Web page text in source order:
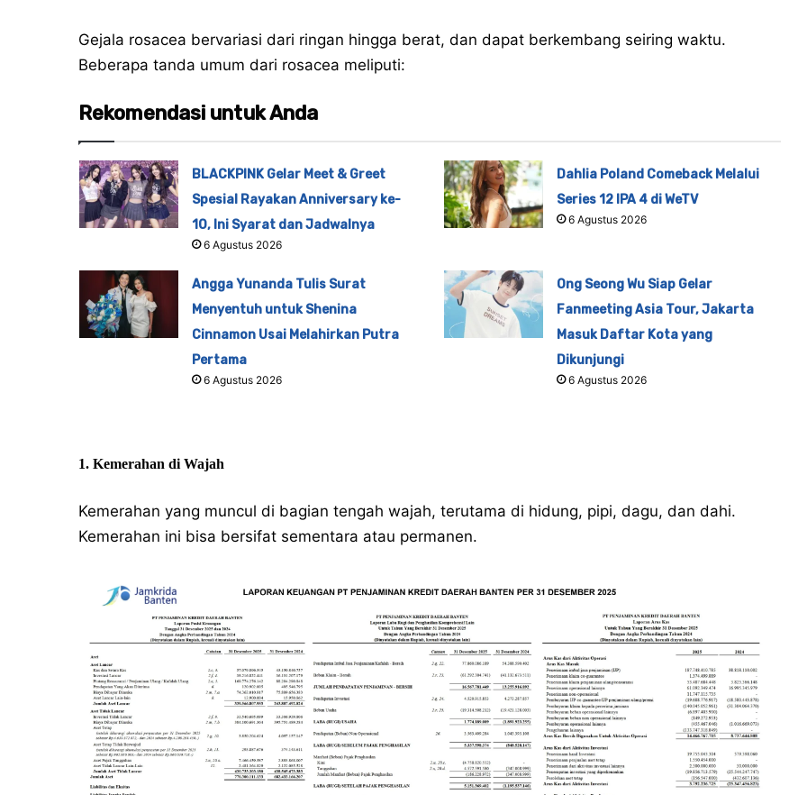
Gejala rosacea bervariasi dari ringan hingga berat, dan dapat berkembang seiring waktu.
Beberapa tanda umum dari rosacea meliputi:
Rekomendasi untuk Anda
BLACKPINK Gelar Meet & Greet
Spesial Rayakan Anniversary ke-
10, Ini Syarat dan Jadwalnya
6 Agustus 2026
Dahlia Poland Comeback Melalui
Series 12 IPA 4 di WeTV
6 Agustus 2026
Angga Yunanda Tulis Surat
Menyentuh untuk Shenina
Cinnamon Usai Melahirkan Putra
Pertama
6 Agustus 2026
Ong Seong Wu Siap Gelar
Fanmeeting Asia Tour, Jakarta
Masuk Daftar Kota yang
Dikunjungi
6 Agustus 2026
1. Kemerahan di Wajah
Kemerahan yang muncul di bagian tengah wajah, terutama di hidung, pipi, dagu, dan dahi.
Kemerahan ini bisa bersifat sementara atau permanen.